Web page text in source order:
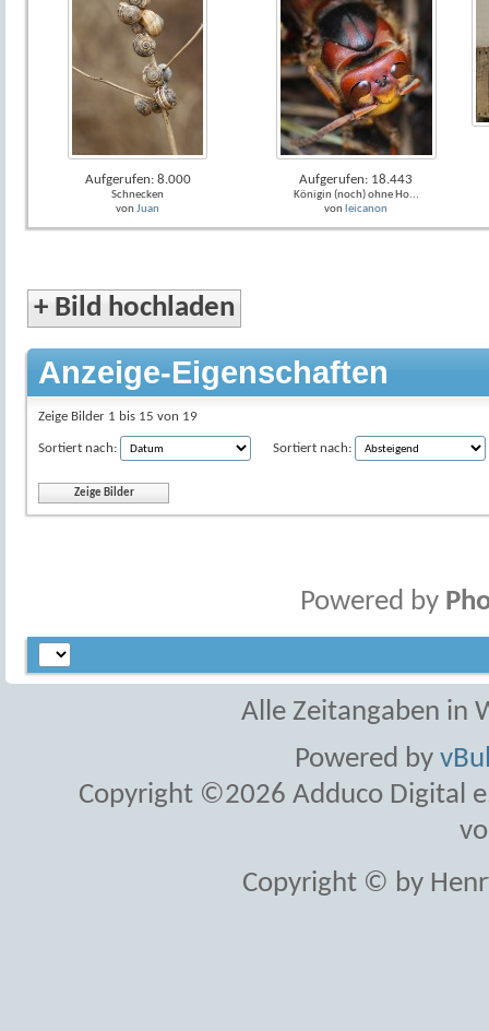
Aufgerufen: 8.000
Schnecken
von Juan
Aufgerufen: 18.443
Königin (noch) ohne Ho...
von leicanon
+ Bild hochladen
Anzeige-Eigenschaften
Zeige Bilder 1 bis 15 von 19
Sortiert nach: Sortiert nach:
Powered by
Alle Zeitangaben in
Powered by
Copyright ©2026 Adduco Digital
Copyright © by